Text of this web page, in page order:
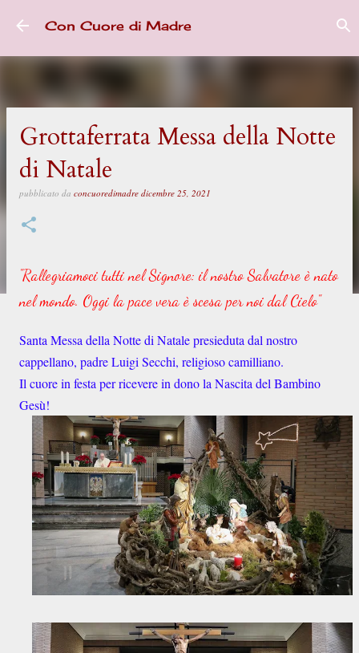
Passa ai contenuti principali
Con Cuore di Madre
Grottaferrata Messa della Notte
di Natale
pubblicato da concuoredimadre dicembre 25, 2021
"Rallegriamoci tutti nel Signore: il nostro Salvatore è nato
nel mondo. Oggi la pace vera è scesa per noi dal Cielo"
Santa Messa della Notte di Natale presieduta dal nostro
cappellano, padre Luigi Secchi, religioso camilliano.
Il cuore in festa per ricevere in dono la Nascita del Bambino
Gesù!